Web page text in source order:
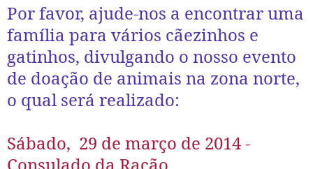
Por favor, ajude-nos a encontrar uma
família para vários cãezinhos e
gatinhos, divulgando o nosso evento
de doação de animais na zona norte,
o qual será realizado:
Sábado, 29 de março de 2014 -